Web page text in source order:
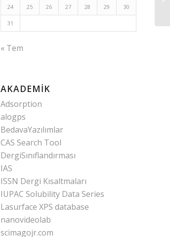
24 25 26 27 28 29 30
31
« Tem
AKADEMIK
Adsorption
alogps
BedavaYazılımlar
CAS Search Tool
DergiSınıflandırması
IAS
ISSN Dergi Kısaltmaları
IUPAC Solubility Data Series
Lasurface XPS database
nanovideolab
scimagojr.com